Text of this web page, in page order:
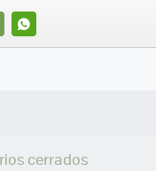
WHATSAPP
cerrados